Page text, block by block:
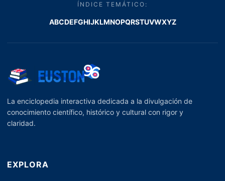
ÍNDICE TEMÁTICO:
ABCDEFGHIJKLMNOPQRSTUVWXYZ
La enciclopedia interactiva dedicada a la divulgación de
conocimiento científico, histórico y cultural con rigor y
claridad.
EXPLORA